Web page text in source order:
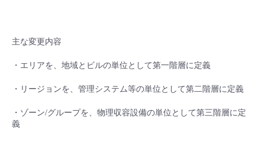
- APIリファレンス
- リモートワーク
- その他
主な変更内容
・エリアを、地域とビルの単位として第一階層に定義
・リージョンを、管理システム等の単位として第二階層に定義
・ゾーン/グループを、物理収容設備の単位として第三階層に定
義